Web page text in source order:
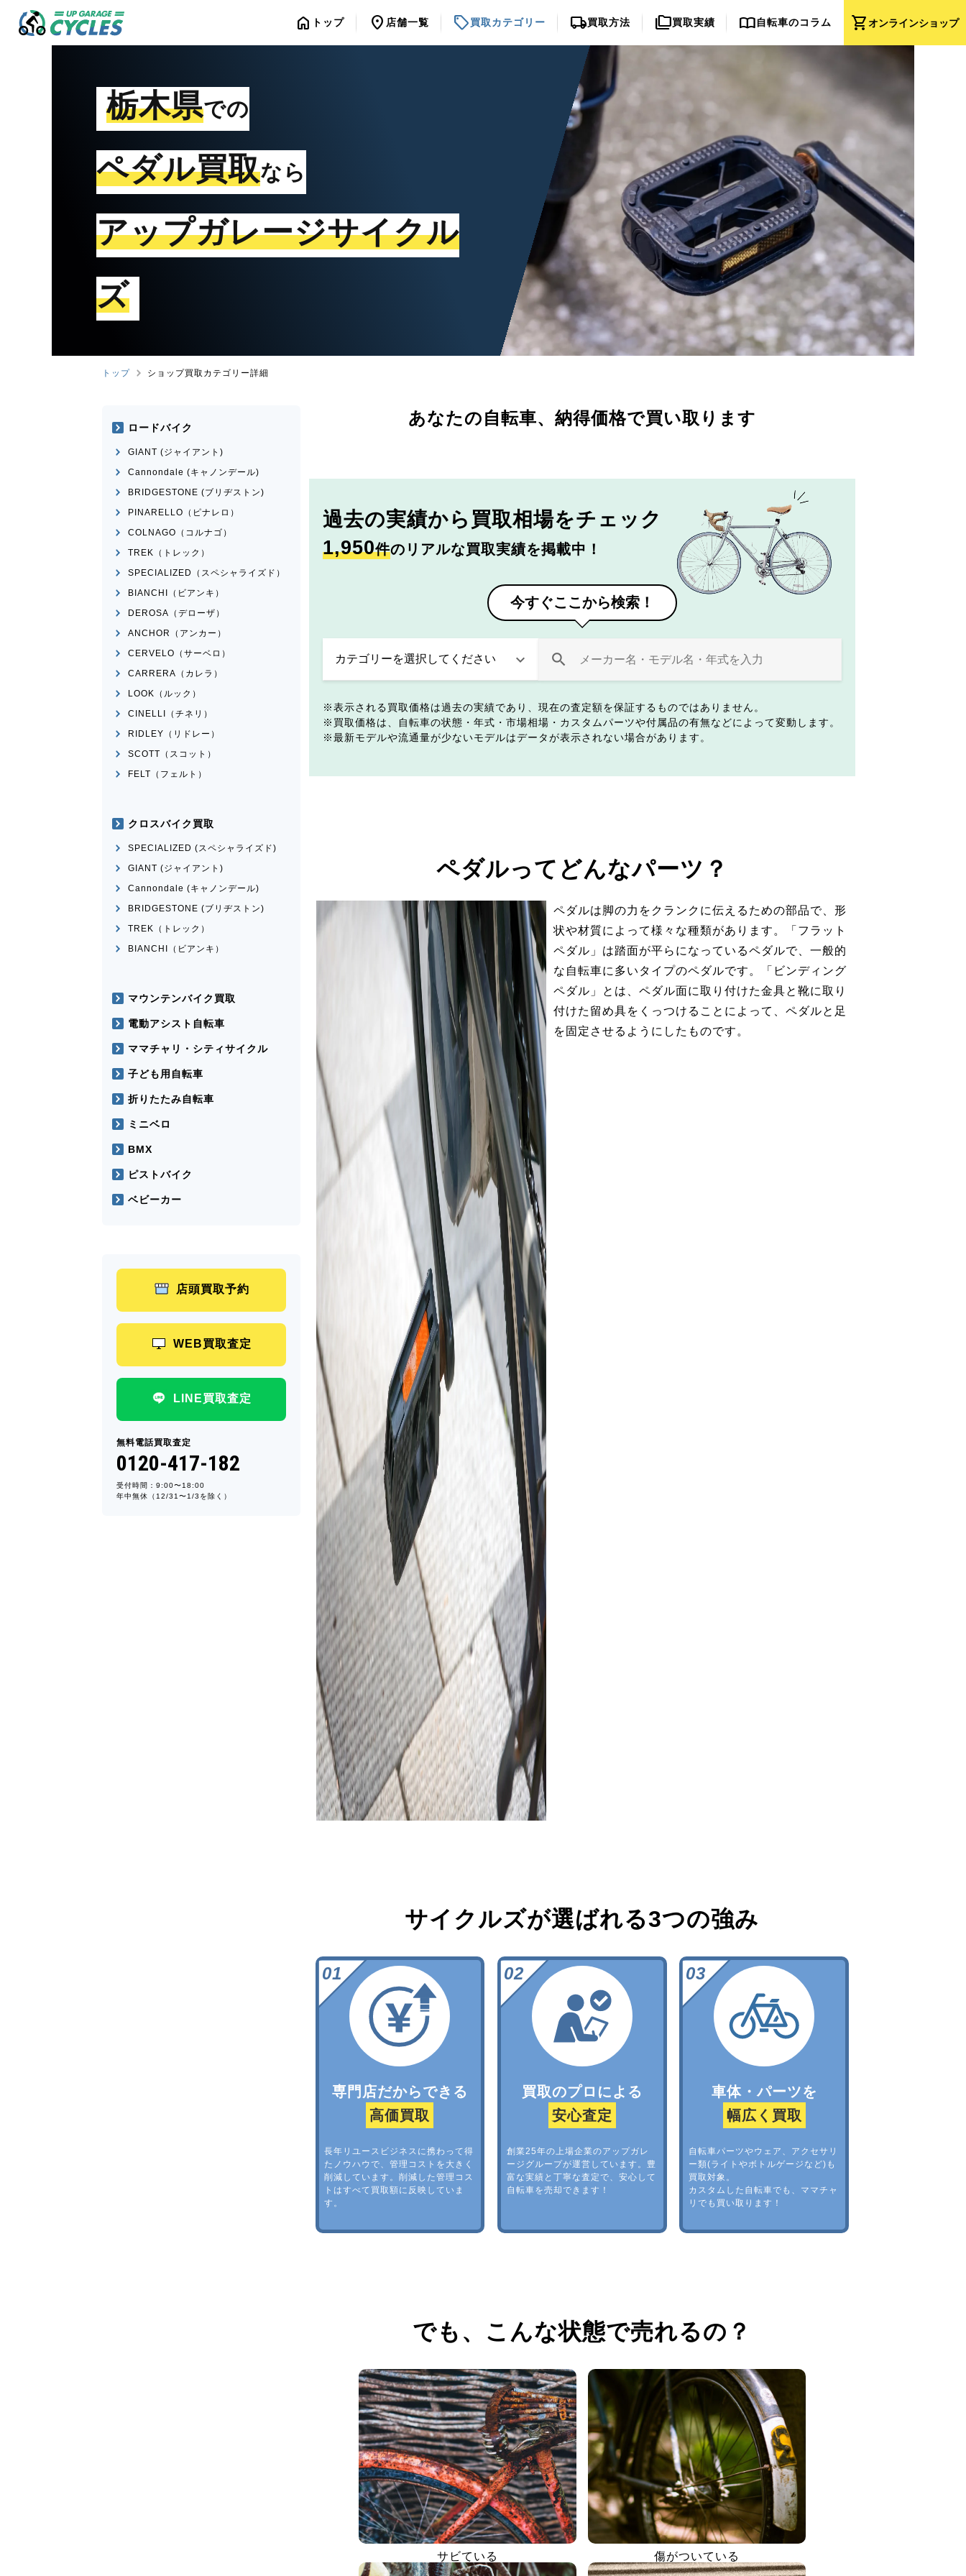
shopping_cartオンラインショップ
home トップ location_on 店舗一覧 sell買取カテゴリー local_shipping買取方法 folder_copy買取実績 import_contacts自転車のコラム
栃木県での
ペダル買取なら
アップガレージサイクル
ズ
トップ ショップ買取カテゴリー詳細
あなたの自転車、 納得価格で買い取ります
過去の実績から 買取相場をチェック
1,950件のリアルな買取実績を掲載中！
今すぐここから検索！
表示される買取価格は過去の実績であり、現在の査定額を保証するものではありません。
買取価格は、自転車の状態・年式・市場相場・カスタムパーツや付属品の有無などによって変動します。
最新モデルや流通量が少ないモデルはデータが表示されない場合があります。
ペダルってどんなパーツ？
ペダルは脚の力をクランクに伝えるための部品で、形
状や材質によって様々な種類があります。「フラット
ペダル」は踏面が平らになっているペダルで、一般的
な自転車に多いタイプのペダルです。「ビンディング
ペダル」とは、ペダル面に取り付けた金具と靴に取り
付けた留め具をくっつけることによって、ペダルと足
を固定させるようにしたものです。
サイクルズが選ばれる3つの強み
専門店だからできる
高価買取
長年リユースビジネスに携わって得
たノウハウで、管理コストを大きく
削減しています。削減した管理コス
トはすべて買取額に反映していま
す。
買取のプロによる
安心査定
創業25年の上場企業のアップガレ
ージグループが運営しています。豊
富な実績と丁寧な査定で、安心して
自転車を売却できます！
車体・パーツを
幅広く買取
自転車パーツやウェア、アクセサリ
ー類(ライトやボトルゲージなど)も
買取対象。
カスタムした自転車でも、ママチャ
リでも買い取ります！
でも、 こんな状態で売れるの？
サビている 傷がついている
ロードバイク
GIANT (ジャイアント)
Cannondale (キャノンデール)
BRIDGESTONE (ブリヂストン)
PINARELLO（ピナレロ）
COLNAGO（コルナゴ）
TREK（トレック）
SPECIALIZED（スペシャライズド）
BIANCHI（ビアンキ）
DEROSA（デローザ）
ANCHOR（アンカー）
CERVELO（サーベロ）
CARRERA（カレラ）
LOOK（ルック）
CINELLI（チネリ）
RIDLEY（リドレー）
SCOTT（スコット）
FELT（フェルト）
クロスバイク買取
SPECIALIZED (スペシャライズド)
GIANT (ジャイアント)
Cannondale (キャノンデール)
BRIDGESTONE (ブリヂストン)
TREK（トレック）
BIANCHI（ビアンキ）
マウンテンバイク買取
電動アシスト自転車
ママチャリ・シティサイクル
子ども用自転車
折りたたみ自転車
ミニベロ
BMX
ピストバイク
ベビーカー
店頭買取予約
WEB買取査定
LINE買取査定
無料電話買取査定
0120-417-182
受付時間：9:00〜18:00
年中無休（12/31〜1/3を除く）